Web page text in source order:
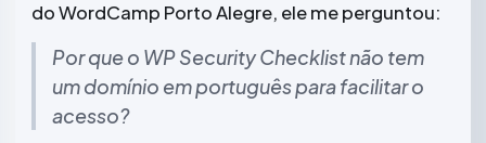
do WordCamp Porto Alegre, ele me perguntou:
Por que o WP Security Checklist não tem
um domínio em português para facilitar o
acesso?